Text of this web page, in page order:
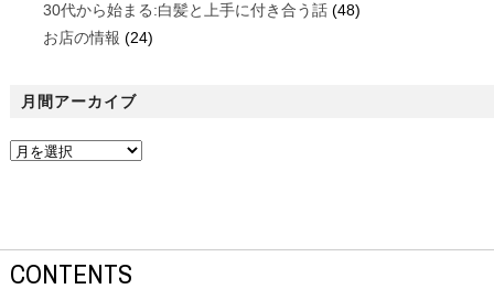
30代から始まる:白髪と上手に付き合う話(48)
お店の情報 (24)
月間アーカイブ
CONTENTS